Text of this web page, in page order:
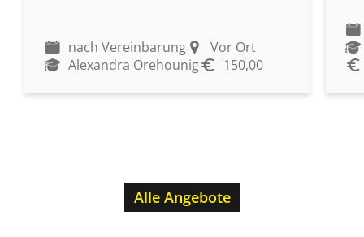
nach Vereinbarung
Vor Ort
Alexandra Orehounig
150,00
Alle Angebote